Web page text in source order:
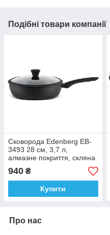
Подібні товари компанії
Сковорода Edenberg EB-
3493 28 см, 3,7 л,
алмазне покриття, скляна
кришка, глибока
сковорода
940 ₴
Купити
Про нас